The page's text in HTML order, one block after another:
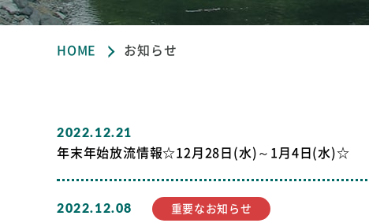
HOME お知らせ
2022.12.21
年末年始放流情報☆12月28日(水)～1月4日(水)☆
2022.12.08 重要なお知らせ